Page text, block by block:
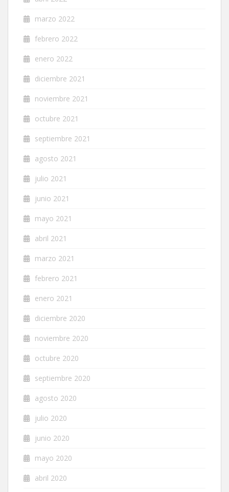
marzo 2022
febrero 2022
enero 2022
diciembre 2021
noviembre 2021
octubre 2021
septiembre 2021
agosto 2021
julio 2021
junio 2021
mayo 2021
abril 2021
marzo 2021
febrero 2021
enero 2021
diciembre 2020
noviembre 2020
octubre 2020
septiembre 2020
agosto 2020
julio 2020
junio 2020
mayo 2020
abril 2020